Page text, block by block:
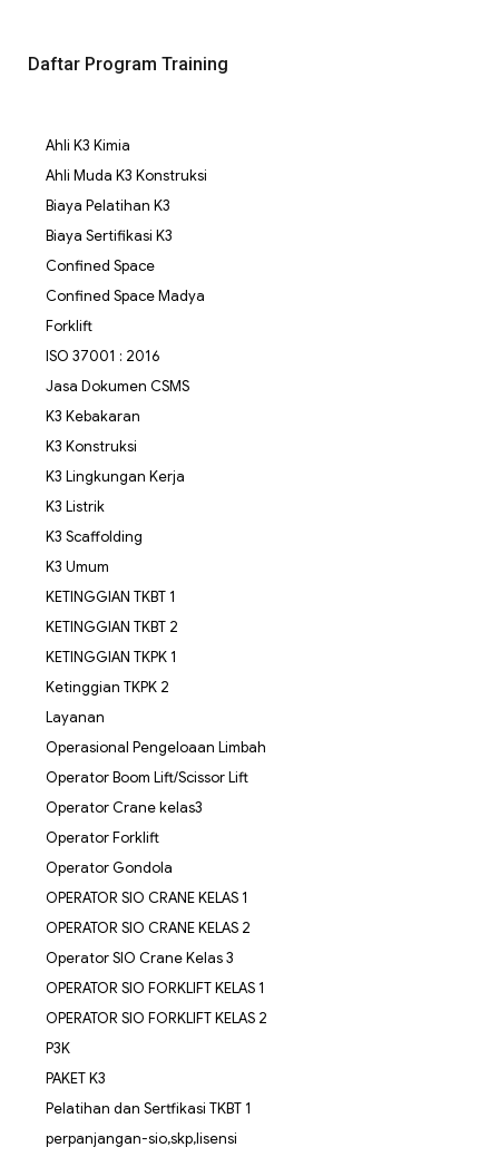
Daftar Program Training
Ahli K3 Kimia
Ahli Muda K3 Konstruksi
Biaya Pelatihan K3
Biaya Sertifikasi K3
Confined Space
Confined Space Madya
Forklift
ISO 37001 : 2016
Jasa Dokumen CSMS
K3 Kebakaran
K3 Konstruksi
K3 Lingkungan Kerja
K3 Listrik
K3 Scaffolding
K3 Umum
KETINGGIAN TKBT 1
KETINGGIAN TKBT 2
KETINGGIAN TKPK 1
Ketinggian TKPK 2
Layanan
Operasional Pengeloaan Limbah
Operator Boom Lift/Scissor Lift
Operator Crane kelas3
Operator Forklift
Operator Gondola
OPERATOR SIO CRANE KELAS 1
OPERATOR SIO CRANE KELAS 2
Operator SIO Crane Kelas 3
OPERATOR SIO FORKLIFT KELAS 1
OPERATOR SIO FORKLIFT KELAS 2
P3K
PAKET K3
Pelatihan dan Sertfikasi TKBT 1
perpanjangan-sio,skp,lisensi